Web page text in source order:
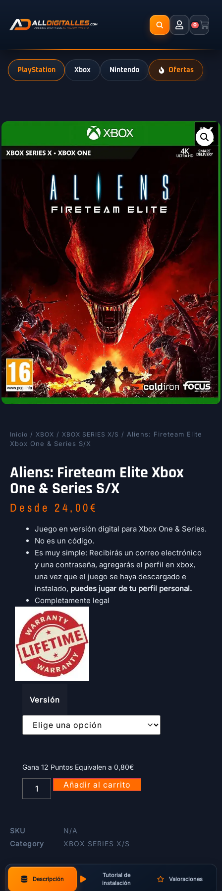
0
PlayStation Xbox Nintendo Ofertas
Inicio / XBOX / XBOX SERIES X/S / Aliens: Fireteam Elite
Xbox One & Series S/X
Aliens: Fireteam Elite Xbox
One & Series S/X
Desde 24,00€
Juego en versión digital para Xbox One & Series.
No es un código.
Es muy simple: Recibirás un correo electrónico
y una contraseña, agregarás el perfil en xbox,
una vez que el juego se haya descargado e
instalado, puedes jugar de tu perfil personal.
Completamente legal
Versión
Gana 12 Puntos Equivalen a 0,80€
Añadir al carrito
SKU
N/A
Category
XBOX SERIES X/S
Descripción
Tutorial de
instalación
Valoraciones